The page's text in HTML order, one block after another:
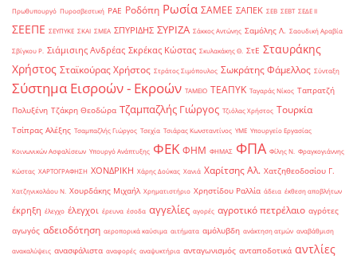
Πρωθυπουργό Πυροσβεστική ΡΑΕ Ροδόπη Ρωσία ΣΑΜΕΕ ΣΑΠΕΚ ΣΕΒ ΣΕΒΤ ΣΕΔΕ ΙΙ
ΣΕΕΠΕ ΣΕΥΠΥΚΕ ΣΚΑΙ ΣΜΕΑ ΣΠΥΡΙΔΗΣ ΣΥΡΙΖΑ Σάκκος Αντώνης Σαμόλης Λ. Σαουδική Αραβία
Σβίγκου Ρ. Σιάμισιης Ανδρέας Σκρέκας Κώστας Σκυλακάκης Θ. ΣτΕ Σταυράκης
Χρήστος Σταϊκούρας Χρήστος Στράτος Σιμόπουλος Σωκράτης Φάμελλος Σύνταξη
Σύστημα Εισροών - Εκροών ΤΑΜΕΙΟ ΤΕΑΠΥΚ Ταγαράς Νίκος Ταπρατζή
Πολυξένη Τζάκρη Θεοδώρα Τζαμπαζλής Γιώργος Τζιόλας Χρήστος Τουρκία
Τσίπρας Αλέξης Τσαμπαζλής Γιώργος Τσεχία Τσιάρας Κωνσταντίνος ΥΜΕ Υπουργείο Εργασίας
Κοινωνικών Ασφαλίσεων Υπουργό Ανάπτυξης ΦΕΚ ΦΗΜ ΦΗΜΑΣ ΦΠΑ Φίλης Ν. Φραγκογιάννης
Κώστας ΧΑΡΤΟΓΡΑΦΗΣΗ ΧΟΝΔΡΙΚΗ Χάρης Δούκας Χανιά Χαρίτσης Αλ. Χατζηθεοδοσίου Γ.
Χατζηνικολάου Ν. Χουρδάκης Μιχαήλ Χρηματιστήριο Χρηστίδου Ραλλία άδεια έκθεση αποβλήτων
έκρηξη έλεγχο έλεγχοι έρευνα έσοδα αγγελίες αγορές αγροτικό πετρέλαιο αγρότες
αγωγός αδειοδότηση αεροπορικά καύσιμα αιτήματα αμόλυβδη ανάκτηση ατμών αναβάθμιση
ανακαλύψεις ανασφάλιστα αναφορές αναψυκτήρια ανταγωνισμός ανταποδοτικά αντλίες